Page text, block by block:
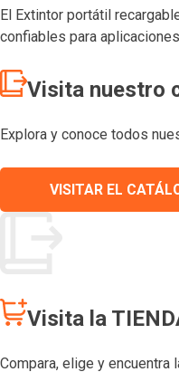
El Extintor portátil
confiables para
Visita nuestro
Explora y conoce todos
VISITAR EL
Visita la
Compara, elige y encuentra